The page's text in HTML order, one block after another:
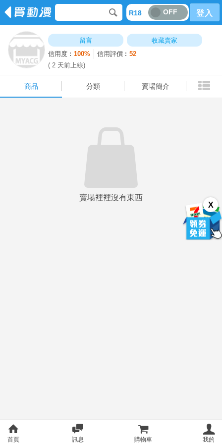
R18 OFF 登入
留言
收藏賣家
信用度︰100% 信用評價︰52
( 2 天前上線)
商品 分類 賣場簡介
X
賣場裡裡沒有東西
商品 分類 賣場簡介
首頁 訊息 購物車 我的